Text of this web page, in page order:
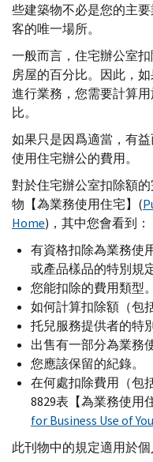
些建築物不必是您的主
客的唯一場所。
一般而言，住宅辦公室
房屋的百分比。因此，
進行業務，您需要計算
比。
如果只是因爲適當，有
使用住宅辦公的費用。
對於住宅辦公室扣除額
物【為業務使用住宅】(
Home)，其中您會看到：
有資格扣除為業務使
或產品樣品的特別規
您能扣除的費用類型。
如何計算扣除額（包
托兒服務提供者的特
出售有一部分為業務
您應該保留的紀錄。
在何處扣除費用（包
8829表【為業務使用
for Business Use of
此刊物中的規定適用於個